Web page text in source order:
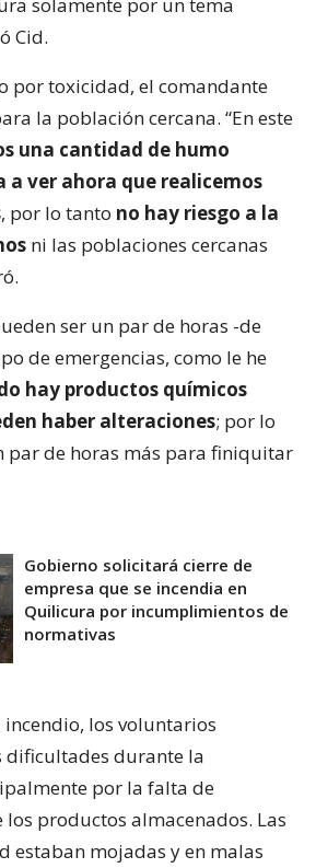
Cid.
por toxicidad, el comandante
la población cercana. “En este
una cantidad de humo
a ver ahora que realicemos
, por lo tanto no hay riesgo a la
ni las poblaciones cercanas
ser un par de horas -de
de emergencias, como le he
hay productos químicos
haber alteraciones; por lo
par de horas más para finiquitar
Gobierno solicitará cierre de
empresa que se incendia en
Quilicura por incumplimientos de
normativas
incendio, los voluntarios
dificultades durante la
por la falta de
productos almacenados. Las
estaban mojadas y en malas